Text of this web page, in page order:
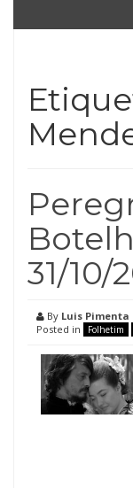
31/10/
By Luis Pimenta
Posted in
Folhetim